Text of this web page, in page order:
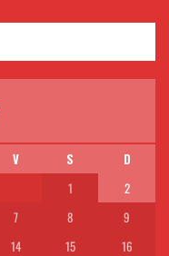
V S
D
1
2
7 8
9
14 15
16